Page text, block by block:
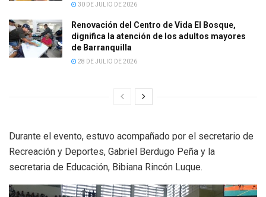
30 DE JULIO DE 2026
Renovación del Centro de Vida El Bosque,
dignifica la atención de los adultos mayores
de Barranquilla
28 DE JULIO DE 2026
Durante el evento, estuvo acompañado por el secretario de
Recreación y Deportes, Gabriel Berdugo Peña y la
secretaria de Educación, Bibiana Rincón Luque.